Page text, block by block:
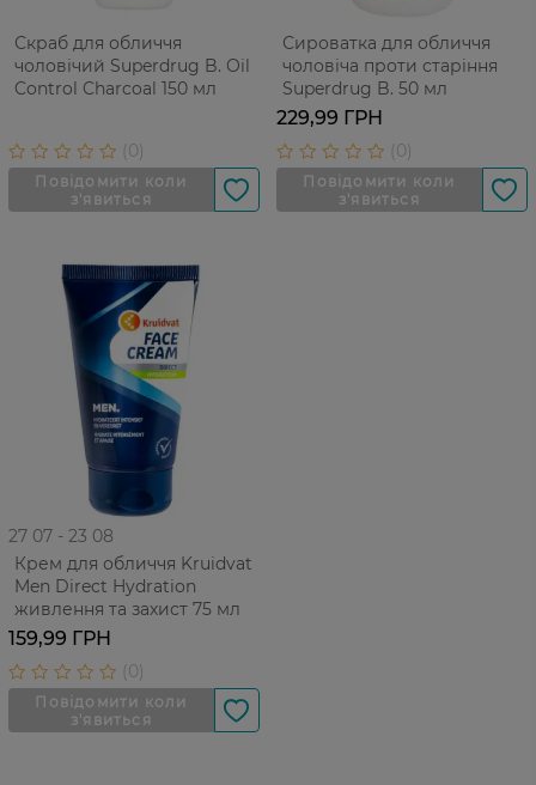
Скраб для обличчя
чоловічий Superdrug B. Oil
Control Charcoal 150 мл
Сироватка для обличчя
чоловіча проти старіння
Superdrug B. 50 мл
229,99 ГРН
27 07 - 23 08
Крем для обличчя Kruidvat
Men Direct Hydration
живлення та захист 75 мл
159,99 ГРН